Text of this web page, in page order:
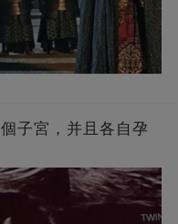
子宮，并且各自孕